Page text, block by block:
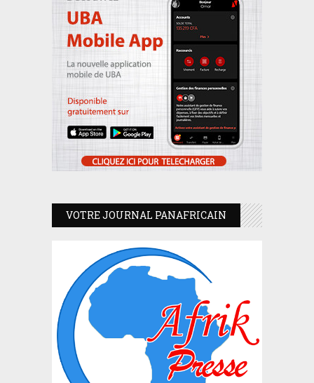
VOTRE JOURNAL PANAFRICAIN